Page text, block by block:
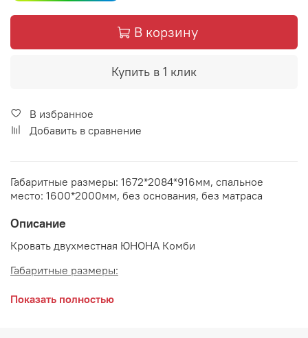
В корзину
Купить в 1 клик
В избранное
Добавить в сравнение
Габаритные размеры: 1672*2084*916мм, спальное
место: 1600*2000мм, без основания, без матраса
Описание
Кровать двухместная ЮНОНА Комби
Габаритные размеры:
ширина 1672 мм
Показать полностью